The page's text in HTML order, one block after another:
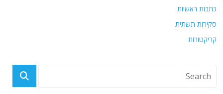
כתבות ראשיות
סקירות תשתית
קריקטורות